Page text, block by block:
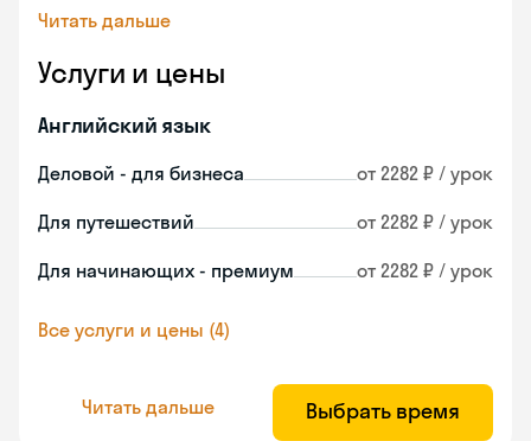
Читать дальше
Услуги и цены
Английский язык
Деловой - для бизнеса от 2282 ₽ / урок
Для путешествий от 2282 ₽ / урок
Для начинающих - премиум от 2282 ₽ / урок
Все услуги и цены (4)
Читать дальше Выбрать время